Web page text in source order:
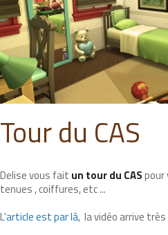
Tour du CAS
Delise vous fait un tour du CASpour
tenues , coiffures, etc ...
L'article est par là, la vidéo arrive